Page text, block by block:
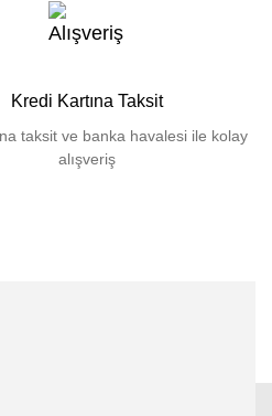
Kredi Kartına Taksit
taksit ve banka havalesi ile kolay
alışveriş